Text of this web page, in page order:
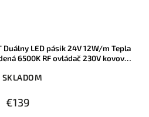
Duálny LED pásik 24V 12W/m Tepla
6500K RF ovládač 230V kovový
SKLADOM
€139